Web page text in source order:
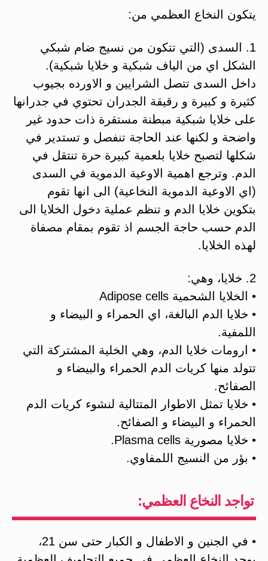
يتكون النخاع العظمي من:
1. السدى (التي تتكون من نسيج ضام شبكي
الشكل اي من الياف شبكية و خلايا شبكية).
داخل السدى تتصل الشرايين و الاورده بجيوب
كثيرة و كبيرة و رقيقة الجدران تحتوي في جدرانها
على خلايا شبكية مبطنة مستقرة ذات حدود غير
واضحة و لكنها عند الحاجة تنفصل و تستدير في
شكلها لتصبح خلايا بلعمية كبيرة حرة تنتقل في
الدم. وترجع اهمية الاوعية الدموية في السدى
(اي الاوعية الدموية النخاعية) الى انها تقوم
بتكوين خلايا الدم و تنظم عملية دخول الخلايا الى
الدم حسب حاجة الجسم اذ تقوم بمقام مصفاة
لهذه الخلايا.
2. خلايا، وهي:
• الخلايا الشحمية Adipose cells
• خلايا الدم البالغة، اي الحمراء و البيضاء و
اللمفية.
• ارومات خلايا الدم، وهي الخلية المشتركة التي
تتولد منها كريات الدم الحمراء والبيضاء و
الصفائح.
• خلايا تمثل الاطوار المتتالية لنشوء كريات الدم
الحمراء و البيضاء و الصفائح.
• خلايا مصورية Plasma cells.
• بؤر من النسيج اللمفاوي.
تواجد النخاع العظمي:
• في الجنين و الاطفال و الكبار حتى سن 21،